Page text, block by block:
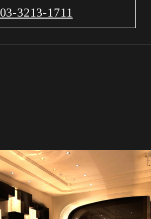
03-3213-1711